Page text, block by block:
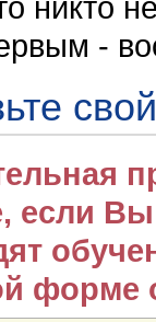
никто
-
если
форме